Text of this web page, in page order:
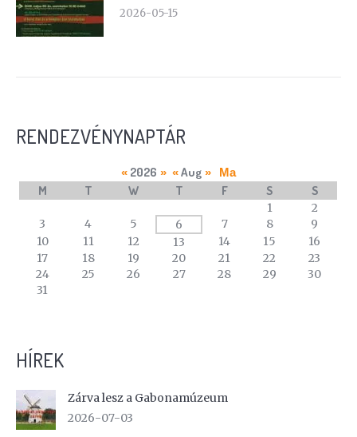
2026-05-15
RENDEZVÉNYNAPTÁR
calendar
events
« 2026 » « Aug » Ma
M T W T F S S
1
2
3
4 5 6 7 8
9
10
11 12 13 14 15
16
17
18 19 20 21 22
23
24
25 26 27 28 29
30
31
HÍREK
Zárva lesz a Gabonamúzeum
2026-07-03